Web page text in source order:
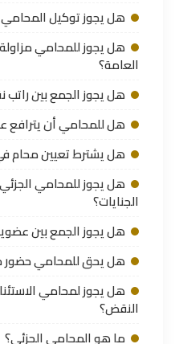
هل يجوز توكيل
هل يجوز للمحامي
العامة؟
هل يجوز الجمع بين
هل للمحامي أن يترافع
هل يشترط تعيين محام في
هل يجوز للمحامي
الجنايات؟
هل يجوز الجمع بين
هل يحق للمحامي حضور
هل يجوز لمحامي
النقض؟
ما هو المحامي الجزئي؟